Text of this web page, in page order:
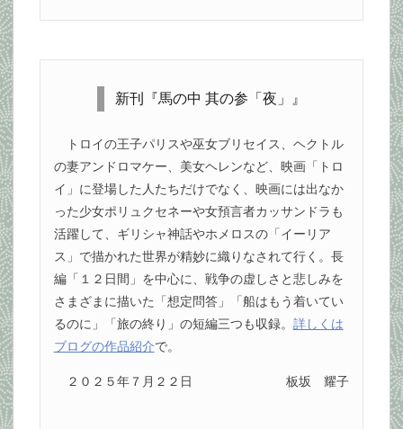
新刊『馬の中 其の参「夜」』
トロイの王子パリスや巫女ブリセイス、ヘクトル
の妻アンドロマケー、美女ヘレンなど、映画「トロ
イ」に登場した人たちだけでなく、映画には出なか
った少女ポリュクセネーや女預言者カッサンドラも
活躍して、ギリシャ神話やホメロスの「イーリア
ス」で描かれた世界が精妙に織りなされて行く。長
編「１２日間」を中心に、戦争の虚しさと悲しみを
さまざまに描いた「想定問答」「船はもう着いてい
るのに」「旅の終り」の短編三つも収録。 詳しくは
ブログの作品紹介で。
２０２５年７月２２日 板坂 耀子